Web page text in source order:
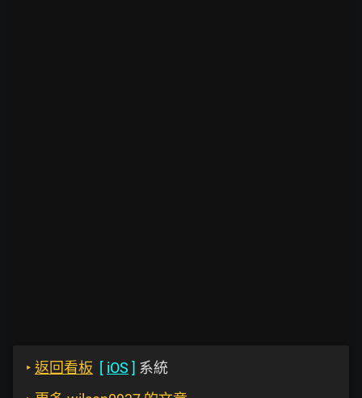
‣ 返回看板 [ iOS ] 系統